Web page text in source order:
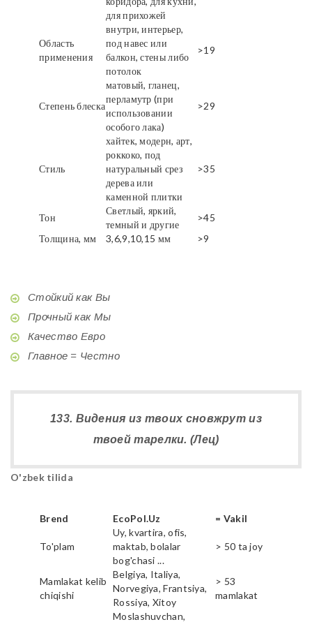
для прихожей
Область
применения
внутри, интерьер,
под навес или
балкон, стены либо
потолок
>19
Степень блеска
матовый, гланец,
перламутр (при
использовании
особого лака)
>29
Стиль
хайтек, модерн, арт,
роккоко, под
натуральный срез
дерева или
каменной плитки
>35
Тон
Светлый, яркий,
темный и другие
>45
Толщина, мм
3,6,9,10,15 мм >9
Стойкий как Вы
Прочный как Мы
Качество Евро
Главное = Честно
133. Видения из твоих сновжрут из
твоей тарелки. (Лец)
O'zbek tilida
Brend EcoPol.Uz = Vakil
To'plam
Uy, kvartira, ofis,
maktab, bolalar
bog'chasi ...
> 50 ta joy
Mamlakat kelib
chiqishi
Belgiya, Italiya,
Norvegiya, Frantsiya,
Rossiya, Xitoy
> 53
mamlakat
Moslashuvchan,